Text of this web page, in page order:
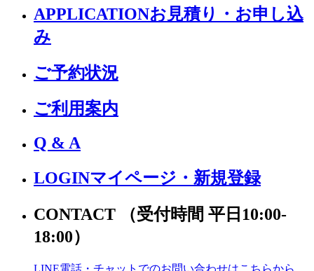
APPLICATIONお見積り・お申し込
み
ご予約状況
ご利用案内
Q & A
LOGINマイページ・新規登録
CONTACT
（受付時間 平日10:00-
18:00）
LINE電話・チャットでのお問い合わせはこちらから